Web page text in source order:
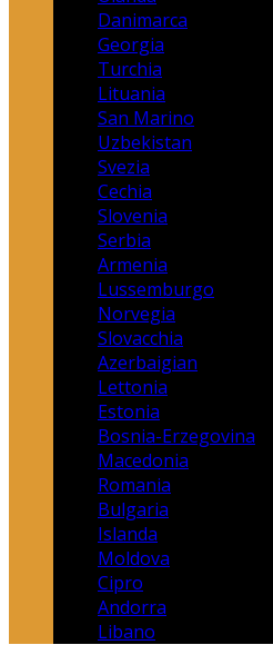
Danimarca
Georgia
Turchia
Lituania
San Marino
Uzbekistan
Svezia
Cechia
Slovenia
Serbia
Armenia
Lussemburgo
Norvegia
Slovacchia
Azerbaigian
Lettonia
Estonia
Bosnia-Erzegovina
Macedonia
Romania
Bulgaria
Islanda
Moldova
Cipro
Andorra
Libano